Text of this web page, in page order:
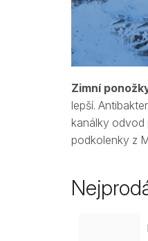
Zimní
lepší.
kanálky odvod
podkolenky z